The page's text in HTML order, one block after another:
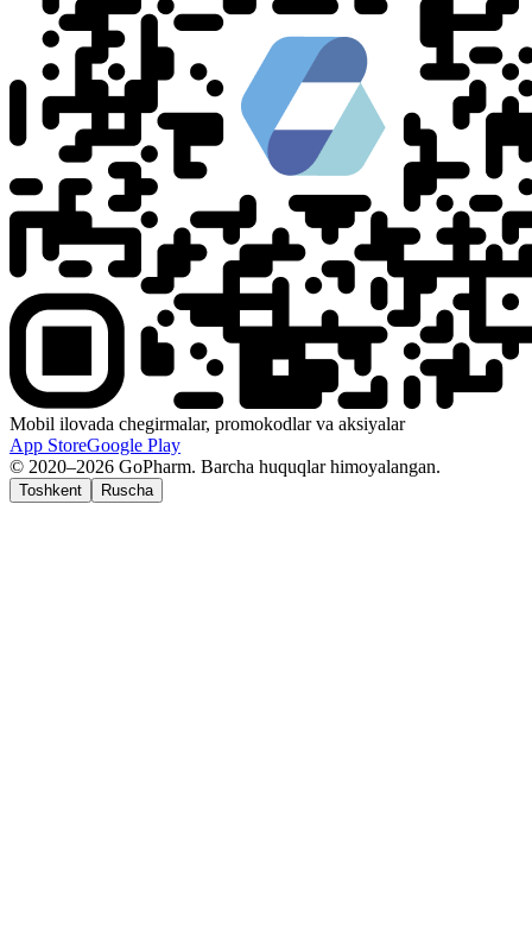
Mobil ilovada chegirmalar, promokodlar va aksiyalar
App StoreGoogle Play
© 2020–2026 GoPharm. Barcha huquqlar himoyalangan.
Toshkent Ruscha